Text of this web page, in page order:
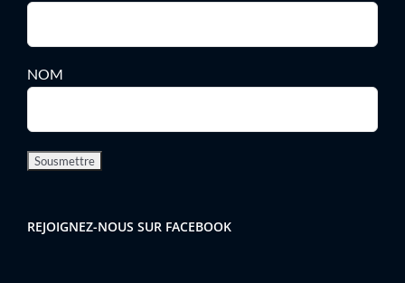
NOM
REJOIGNEZ-NOUS SUR FACEBOOK